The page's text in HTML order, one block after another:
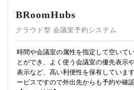
BRoomHubs
クラウド型 会議室予約システム
時間や会議室の属性を指定して空いて
とができ、よく使う会議室の優先表示
表示など、高い利便性を保有していま
ービスですので外出先からも予約や確